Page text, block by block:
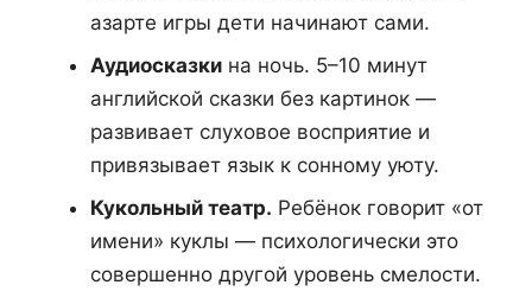
азарте игры дети начинают сами.
Аудиосказки на ночь. 5–10 минут
английской сказки без картинок —
развивает слуховое восприятие и
привязывает язык к сонному уюту.
Кукольный театр. Ребёнок говорит «от
имени» куклы — психологически это
совершенно другой уровень смелости.